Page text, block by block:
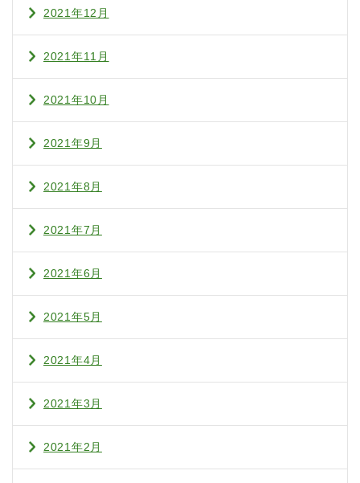
2021年12月
2021年11月
2021年10月
2021年9月
2021年8月
2021年7月
2021年6月
2021年5月
2021年4月
2021年3月
2021年2月